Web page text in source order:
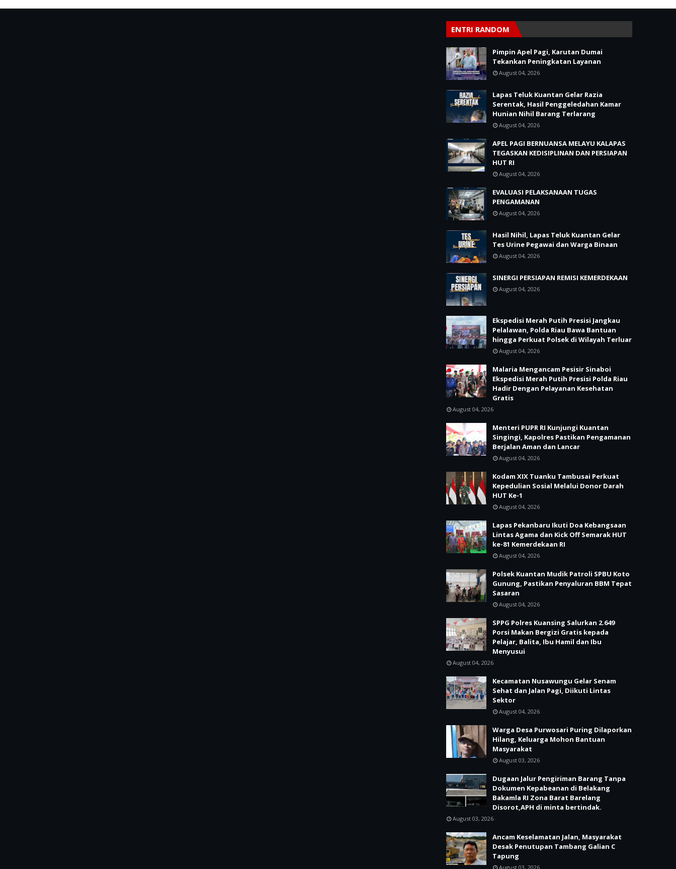
ENTRI RANDOM
Pimpin Apel Pagi, Karutan Dumai
Tekankan Peningkatan Layanan
August 04, 2026
Lapas Teluk Kuantan Gelar Razia
Serentak, Hasil Penggeledahan Kamar
Hunian Nihil Barang Terlarang
August 04, 2026
APEL PAGI BERNUANSA MELAYU KALAPAS
TEGASKAN KEDISIPLINAN DAN PERSIAPAN
HUT RI
August 04, 2026
EVALUASI PELAKSANAAN TUGAS
PENGAMANAN
August 04, 2026
Hasil Nihil, Lapas Teluk Kuantan Gelar
Tes Urine Pegawai dan Warga Binaan
August 04, 2026
SINERGI PERSIAPAN REMISI KEMERDEKAAN
August 04, 2026
Ekspedisi Merah Putih Presisi Jangkau
Pelalawan, Polda Riau Bawa Bantuan
hingga Perkuat Polsek di Wilayah Terluar
August 04, 2026
Malaria Mengancam Pesisir Sinaboi
Ekspedisi Merah Putih Presisi Polda Riau
Hadir Dengan Pelayanan Kesehatan
Gratis
August 04, 2026
Menteri PUPR RI Kunjungi Kuantan
Singingi, Kapolres Pastikan Pengamanan
Berjalan Aman dan Lancar
August 04, 2026
Kodam XIX Tuanku Tambusai Perkuat
Kepedulian Sosial Melalui Donor Darah
HUT Ke-1
August 04, 2026
Lapas Pekanbaru Ikuti Doa Kebangsaan
Lintas Agama dan Kick Off Semarak HUT
ke-81 Kemerdekaan RI
August 04, 2026
Polsek Kuantan Mudik Patroli SPBU Koto
Gunung, Pastikan Penyaluran BBM Tepat
Sasaran
August 04, 2026
SPPG Polres Kuansing Salurkan 2.649
Porsi Makan Bergizi Gratis kepada
Pelajar, Balita, Ibu Hamil dan Ibu
Menyusui
August 04, 2026
Kecamatan Nusawungu Gelar Senam
Sehat dan Jalan Pagi, Diikuti Lintas
Sektor
August 04, 2026
Warga Desa Purwosari Puring Dilaporkan
Hilang, Keluarga Mohon Bantuan
Masyarakat
August 03, 2026
Dugaan Jalur Pengiriman Barang Tanpa
Dokumen Kepabeanan di Belakang
Bakamla RI Zona Barat Barelang
Disorot,APH di minta bertindak.
August 03, 2026
Ancam Keselamatan Jalan, Masyarakat
Desak Penutupan Tambang Galian C
Tapung
August 03, 2026